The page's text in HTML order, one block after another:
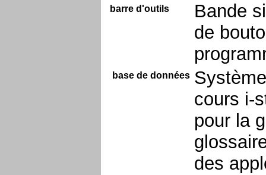
barre d'outils
Bande
de
base de données
cours i-
pour la
des